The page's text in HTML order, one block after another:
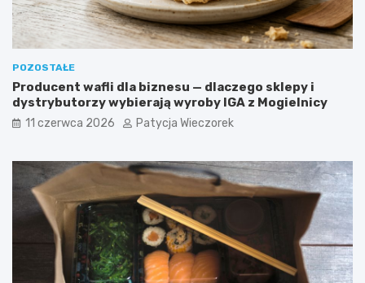
POZOSTAŁE
Producent wafli dla biznesu — dlaczego sklepy i
dystrybutorzy wybierają wyroby IGA z Mogielnicy
11 czerwca 2026 Patycja Wieczorek